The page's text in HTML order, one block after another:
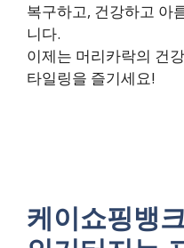
복구하고, 건강하고 아
니다.
이제는 머리카락의 건
타일링을 즐기세요!
케이쇼핑뱅